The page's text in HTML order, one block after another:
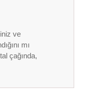
ve
mı
çağında,